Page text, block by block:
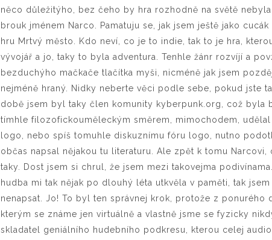
něco důležitýho, bez čeho by hra rozhodně na světě
brouk jménem Narco. Pamatuju se, jak jsem ještě jako
hru Mrtvý město. Kdo neví, co je to indie, tak to je hra,
vývojář a jo, taky to byla adventura. Tenhle žánr rozvíjí a
bezduchýho mačkače tlačítka myši, nicméně jak jsem
nejméně hraný. Nidky neberte věci podle sebe, pokud jste
době jsem byl taky člen komunity kyberpunk.org, což byla
tímhle filozofickouměleckým směrem, mimochodem,
logo, nebo spíš tomuhle diskuznímu fóru logo, nutno
občas napsal nějakou tu literaturu. Ale zpět k tomu Narcovi,
taky. Dost jsem si chrul, že jsem mezi takovejma
hudba mi tak nějak po dlouhý léta utkvěla v paměti, tak
nenapsat. Jo! To byl ten správnej krok, protože z ponurého
kterým se známe jen virtuálně a vlastně jsme se fyzicky
skladatel geniálního hudebního podkresu, kterou celej